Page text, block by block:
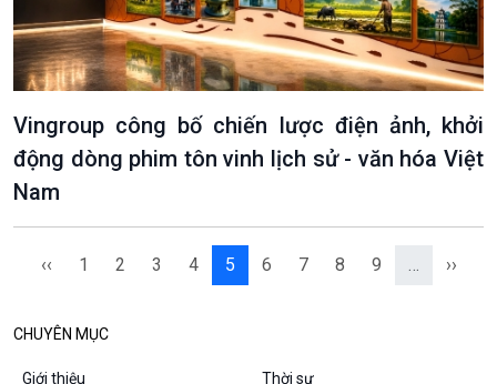
Chân dung cuộc sống
Các chương trình đặc biệt
Vingroup công bố chiến lược điện ảnh, khởi
động dòng phim tôn vinh lịch sử - văn hóa Việt
Nam
‹‹ 1 2 3 4 5 6 7 8 9 … ››
CHUYÊN MỤC
Giới thiệu Thời sự